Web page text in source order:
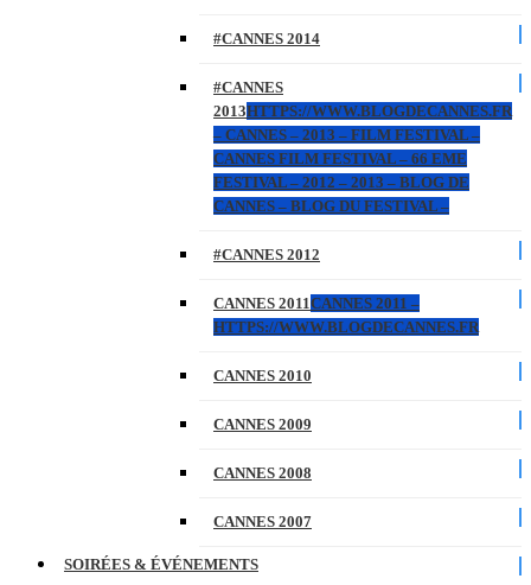
#CANNES 2014
#CANNES
2013HTTPS://WWW.BLOGDECANNES.FR
– CANNES – 2013 – FILM FESTIVAL –
CANNES FILM FESTIVAL – 66 EME
FESTIVAL – 2012 – 2013 – BLOG DE
CANNES – BLOG DU FESTIVAL –
#CANNES 2012
CANNES 2011CANNES 2011 –
HTTPS://WWW.BLOGDECANNES.FR
CANNES 2010
CANNES 2009
CANNES 2008
CANNES 2007
SOIRÉES & ÉVÉNEMENTS